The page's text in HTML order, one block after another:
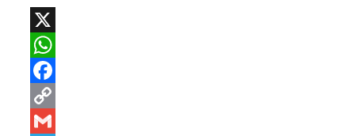
X
WhatsApp
Facebook
Copy